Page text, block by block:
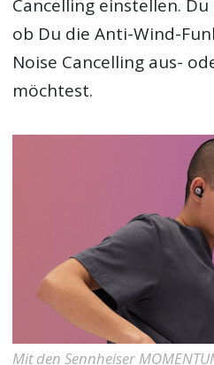
Cancelling einstellen.
ob Du die Anti-Wind-
Noise Cancelling aus-
möchtest.
Mit den Sennheiser